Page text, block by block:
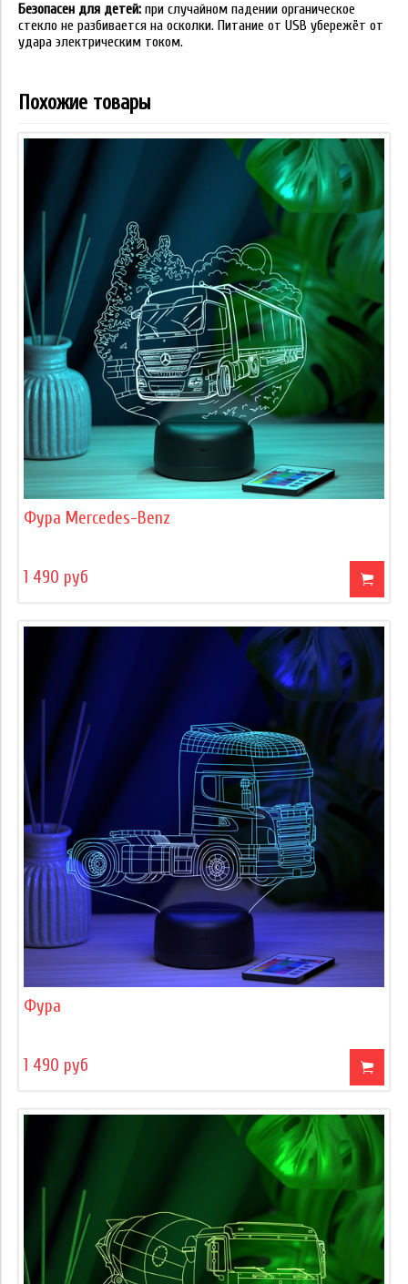
Безопасен для детей: при случайном падении органическое
стекло не разбивается на осколки. Питание от USB убережёт от
удара электрическим током.
Похожие товары
Фура Mercedes-Benz
1 490 руб
Фура
1 490 руб